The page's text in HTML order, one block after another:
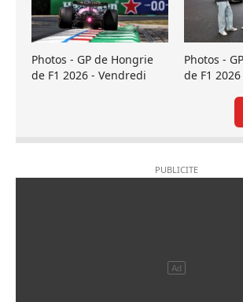
Photos - GP de Hongrie
de F1 2026 - Vendredi
Photos -
de F1